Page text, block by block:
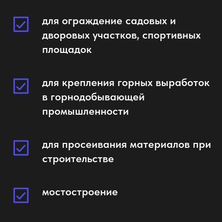
для ограждение садовых и
дворовых участков, спортивных
площадок
для крепления горных выработок
в горнодобывающей
промышленности
для просеивания материалов при
строительстве
мостостроение